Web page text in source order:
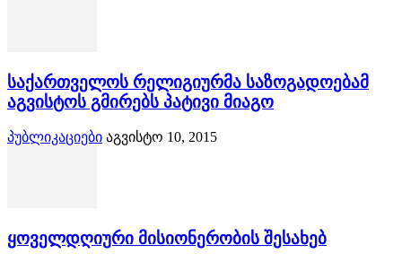
საქართველოს რელიგიურმა საზოგადოებამ
აგვისტოს გმირებს პატივი მიაგო
პუბლიკაციები აგვისტო 10, 2015
ყოველდღიური მისიონერობის შესახებ